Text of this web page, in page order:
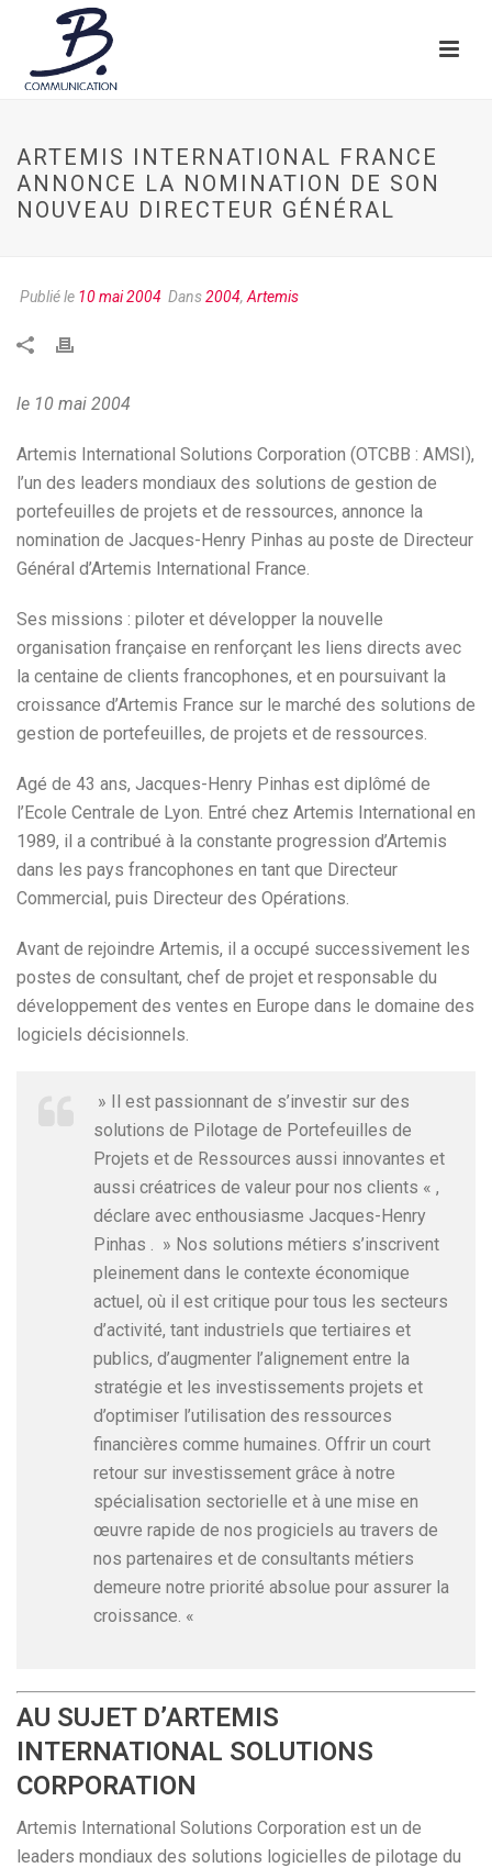
ARTEMIS INTERNATIONAL FRANCE
ANNONCE LA NOMINATION DE SON
NOUVEAU DIRECTEUR GÉNÉRAL
Publié le 10 mai 2004 Dans2004, Artemis
le 10 mai 2004
Artemis International Solutions Corporation (OTCBB : AMSI),
l’un des leaders mondiaux des solutions de gestion de
portefeuilles de projets et de ressources, annonce la
nomination de Jacques-Henry Pinhas au poste de Directeur
Général d’Artemis International France.
Ses missions : piloter et développer la nouvelle
organisation française en renforçant les liens directs avec
la centaine de clients francophones, et en poursuivant la
croissance d’Artemis France sur le marché des solutions de
gestion de portefeuilles, de projets et de ressources.
Agé de 43 ans, Jacques-Henry Pinhas est diplômé de
l’Ecole Centrale de Lyon. Entré chez Artemis International en
1989, il a contribué à la constante progression d’Artemis
dans les pays francophones en tant que Directeur
Commercial, puis Directeur des Opérations.
Avant de rejoindre Artemis, il a occupé successivement les
postes de consultant, chef de projet et responsable du
développement des ventes en Europe dans le domaine des
logiciels décisionnels.
» Il est passionnant de s’investir sur des
solutions de Pilotage de Portefeuilles de
Projets et de Ressources aussi innovantes et
aussi créatrices de valeur pour nos clients « ,
déclare avec enthousiasme Jacques-Henry
Pinhas . » Nos solutions métiers s’inscrivent
pleinement dans le contexte économique
actuel, où il est critique pour tous les secteurs
d’activité, tant industriels que tertiaires et
publics, d’augmenter l’alignement entre la
stratégie et les investissements projets et
d’optimiser l’utilisation des ressources
financières comme humaines. Offrir un court
retour sur investissement grâce à notre
spécialisation sectorielle et à une mise en
œuvre rapide de nos progiciels au travers de
nos partenaires et de consultants métiers
demeure notre priorité absolue pour assurer la
croissance. «
AU SUJET D’ARTEMIS
INTERNATIONAL SOLUTIONS
CORPORATION
Artemis International Solutions Corporation est un de
leaders mondiaux des solutions logicielles de pilotage du